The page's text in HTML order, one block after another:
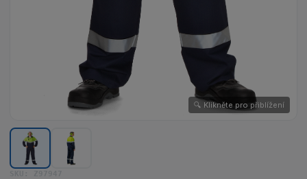
🔍 Klikněte pro přiblížení
Zobrazit obrázek 1 z 2 – OPERATOR
Zobrazit obrázek 2 z 2 –